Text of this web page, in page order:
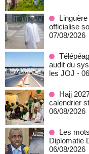
officialise
07/08/2026
audit du
les JOJ -
Hajj
calendrier
06/08/2026
Les
Diplomatie
06/08/2026